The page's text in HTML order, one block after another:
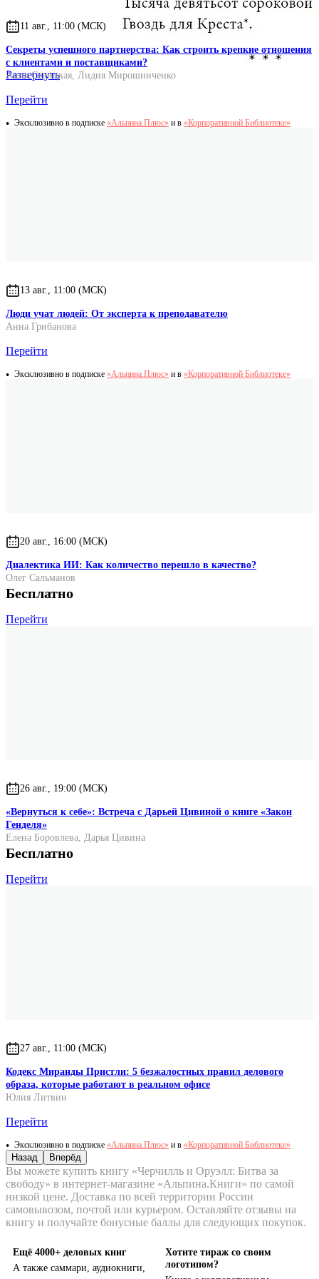
Развернуть
11 авг., 11:00 (МСК)
Секреты успешного партнерства: Как строить крепкие отношения
с клиентами и поставщиками?
Анна Савицкая, Лидия Мирошниченко
Перейти
Эксклюзивно в подписке «Альпина.Плюс» и в «Корпоративной Библиотеке»
13 авг., 11:00 (МСК)
Люди учат людей: От эксперта к преподавателю
Анна Грибанова
Перейти
Эксклюзивно в подписке «Альпина.Плюс» и в «Корпоративной Библиотеке»
20 авг., 16:00 (МСК)
Диалектика ИИ: Как количество перешло в качество?
Олег Сальманов
Бесплатно
Перейти
26 авг., 19:00 (МСК)
«Вернуться к себе»: Встреча с Дарьей Цивиной о книге «Закон
Генделя»
Елена Боровлева, Дарья Цивина
Бесплатно
Перейти
27 авг., 11:00 (МСК)
Кодекс Миранды Пристли: 5 безжалостных правил делового
образа, которые работают в реальном офисе
Юлия Литвин
Перейти
Эксклюзивно в подписке «Альпина.Плюс» и в «Корпоративной Библиотеке»
Назад Вперёд
Вы можете купить книгу «Черчилль и Оруэлл: Битва за
свободу» в интернет-магазине «Альпина.Книги» по самой
низкой цене. Доставка по всей территории России
самовывозом, почтой или курьером. Оставляйте отзывы на
книгу и получайте бонусные баллы для следующих покупок.
Ещё 4000+ деловых книг
А также саммари, аудиокниги,
Хотите тираж со своим
логотипом?